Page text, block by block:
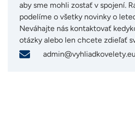
aby sme mohli zostať v spojení.
podelíme o všetky novinky o
Neváhajte nás kontaktovať
otázky alebo len chcete zdieľať
admin@vyhliadkovelety.eu